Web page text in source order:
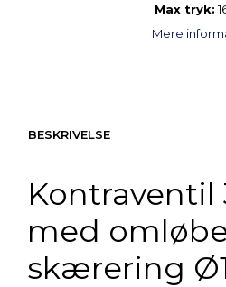
Max tryk:
Mere
BESKRIVELSE
Kontraventil
med
skærering